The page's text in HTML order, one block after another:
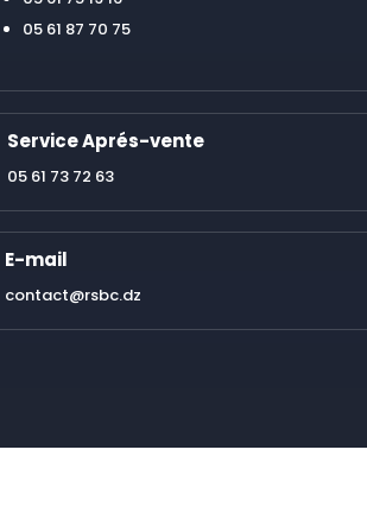
05 61 87 70 75
Service Aprés-vente
05 61 73 72 63
E-mail
contact@rsbc.dz